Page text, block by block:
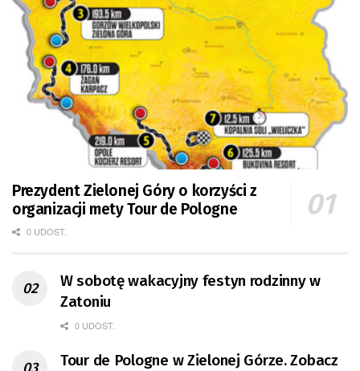
Prezydent Zielonej Góry o korzyści z
organizacji mety Tour de Pologne
0 UDOST.
W sobotę wakacyjny festyn rodzinny w
Zatoniu
0 UDOST.
Tour de Pologne w Zielonej Górze. Zobacz